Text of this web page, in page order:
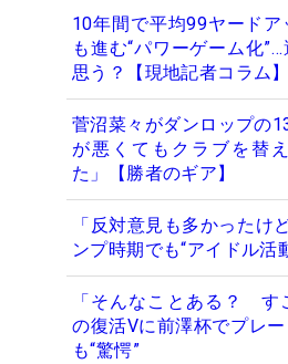
10年間で平均99ヤード
も進む“パワーゲーム化
思う？【現地記者コラム】
菅沼菜々がダンロップの
が悪くてもクラブを替
た」【勝者のギア】
「反対意見も多かった
ンプ時期でも“アイドル活
「そんなことある？ す
の復活Vに前澤杯でプレ
も“驚愕”